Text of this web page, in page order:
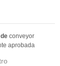
de conveyor
aprobada